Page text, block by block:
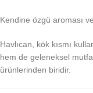
Kendine özgü aroması
Havlıcan, kök kısmı
hem de geleneksel
ürünlerinden biridir.